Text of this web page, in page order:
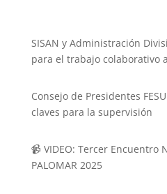
SISAN y Administración
para el trabajo colaborativo
Consejo de Presidentes
claves para la supervisión
📹 VIDEO: Tercer Encuentro
PALOMAR 2025